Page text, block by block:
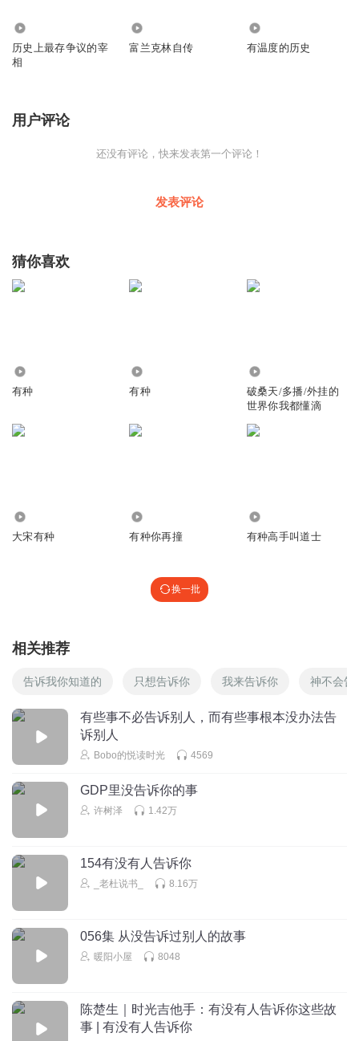
历史上最存争议的宰
相
富兰克林自传 有温度的历史
用户评论
还没有评论，快来发表第一个评论！
发表评论
猜你喜欢
有种 有种
破桑天/多播/外挂的
世界你我都懂滴
大宋有种 有种你再撞 有种高手叫道士
换一批
相关推荐
告诉我你知道的 只想告诉你 我来告诉你 神不会告
有些事不必告诉别人，而有些事根本没办法告
诉别人
Bobo的悦读时光 4569
GDP里没告诉你的事
许树泽 1.42万
154有没有人告诉你
_老杜说书_ 8.16万
056集 从没告诉过别人的故事
暖阳小屋 8048
陈楚生｜时光吉他手：有没有人告诉你这些故
事 | 有没有人告诉你